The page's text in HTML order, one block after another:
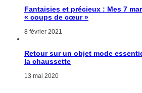
Fantaisies et précieux : Mes 7
« coups de cœur »
8 février 2021
Retour sur un objet mode
la chaussette
13 mai 2020